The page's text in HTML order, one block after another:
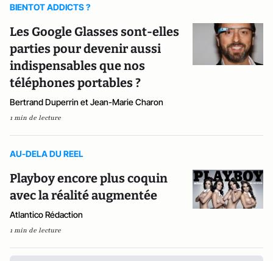
BIENTOT ADDICTS ?
Les Google Glasses sont-elles
parties pour devenir aussi
indispensables que nos
téléphones portables ?
Bertrand Duperrin et Jean-Marie Charon
1 min de lecture
AU-DELA DU REEL
Playboy encore plus coquin
avec la réalité augmentée
Atlantico Rédaction
1 min de lecture